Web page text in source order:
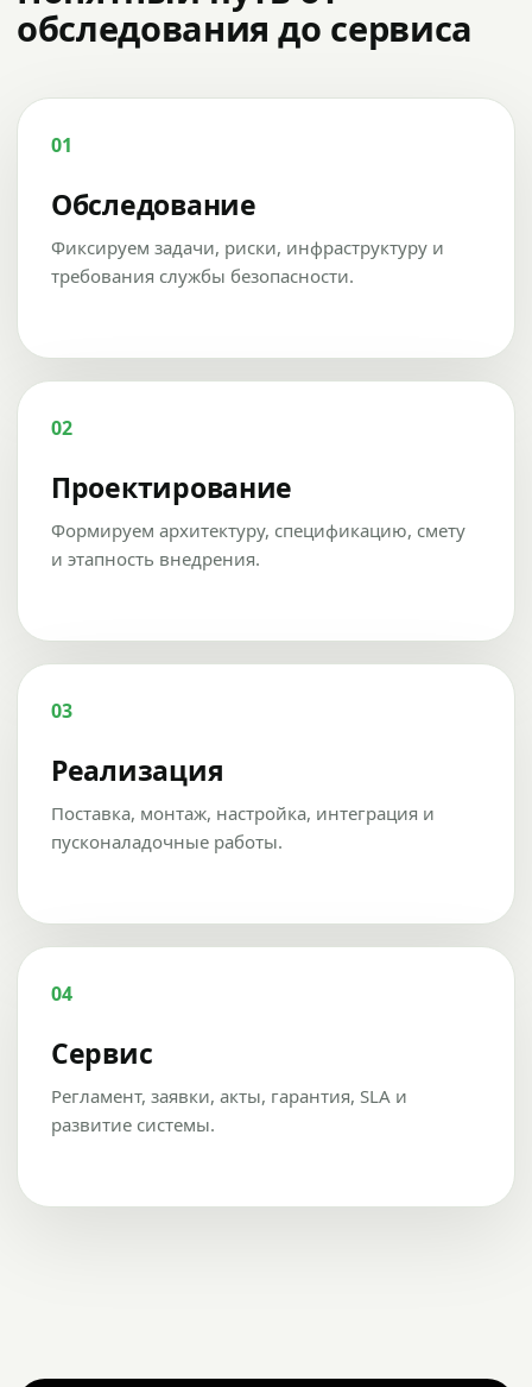
обследования до сервиса
01
Обследование
Фиксируем задачи, риски, инфраструктуру и
требования службы безопасности.
02
Проектирование
Формируем архитектуру, спецификацию, смету
и этапность внедрения.
03
Реализация
Поставка, монтаж, настройка, интеграция и
пусконаладочные работы.
04
Сервис
Регламент, заявки, акты, гарантия, SLA и
развитие системы.